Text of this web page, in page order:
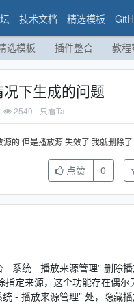
技术文档 精选模板
选模板 插件整合 教程
下生成的问题
2540 只看Ta
源的 但是播放源 失效了 我就删除
点赞 0
系统 - 播放来源管理” 删除
定来源，这个功能存在偶尔
- 播放来源管理” 处，隐藏